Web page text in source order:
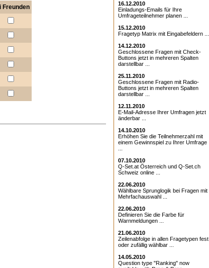
Freunden
16.12.2010
Einladungs-Emails für Ihre
Umfrageteilnehmer planen ...
15.12.2010
Fragetyp Matrix mit Eingabefeldern ...
14.12.2010
Geschlossene Fragen mit Check-
Buttons jetzt in mehreren Spalten
darstellbar ...
25.11.2010
Geschlossene Fragen mit Radio-
Buttons jetzt in mehreren Spalten
darstellbar ...
12.11.2010
E-Mail-Adresse Ihrer Umfragen jetzt
änderbar ...
14.10.2010
Erhöhen Sie die Teilnehmerzahl mit
einem Gewinnspiel zu Ihrer Umfrage
07.10.2010
Q-Set.at Österreich und Q-Set.ch
Schweiz online ...
22.06.2010
Wählbare Sprunglogik bei Fragen mit
Mehrfachauswahl ...
22.06.2010
Definieren Sie die Farbe für
Warnmeldungen ...
21.06.2010
Zeilenabfolge in allen Fragetypen fest
oder zufällig wählbar ...
14.05.2010
Question type "Ranking" now